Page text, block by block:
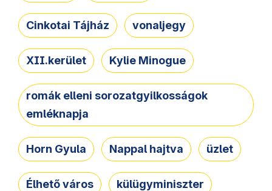
Cinkotai Tájház vonaljegy
XII.kerület Kylie Minogue
romák elleni sorozatgyilkosságok
emléknapja
Horn Gyula Nappal hajtva üzlet
Élhető város külügyminiszter